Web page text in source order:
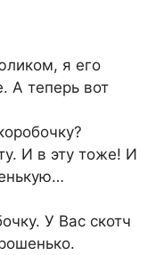
я его
А теперь вот
И в эту тоже! И
У Вас скотч